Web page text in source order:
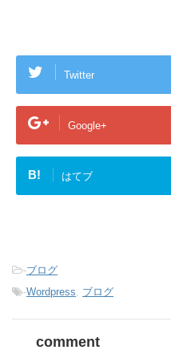
Twitter
Google+
B! はてブ
-ブログ
-Wordpress, ブログ
comment